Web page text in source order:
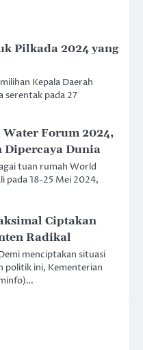
Pilkada 2024 yang
Kepala Daerah
serentak pada 27
Forum 2024,
Dipercaya Dunia
tuan rumah World
pada 18-25 Mei 2024,
Ciptakan
Radikal
menciptakan situasi
politik ini, Kementerian